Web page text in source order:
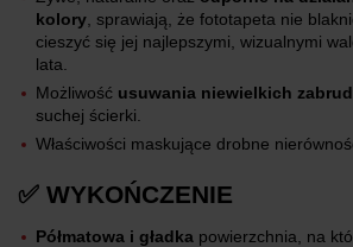
kolory , sprawiają, że fototapeta nie
cieszyć się jej najlepszymi, wizualnymi
lata.
Możliwość usuwania niewielkich
suchej ścierki.
Właściwości maskujące drobne
✅ WYKOŃCZENIE
Półmatowa i gładka powierzchnia, na